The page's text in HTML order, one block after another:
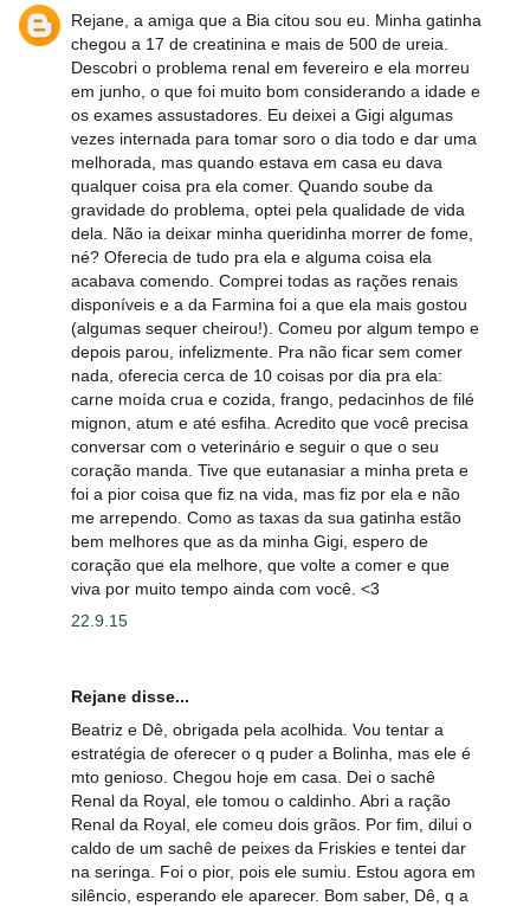
Rejane, a amiga que a Bia citou sou eu. Minha gatinha
chegou a 17 de creatinina e mais de 500 de ureia.
Descobri o problema renal em fevereiro e ela morreu
em junho, o que foi muito bom considerando a idade e
os exames assustadores. Eu deixei a Gigi algumas
vezes internada para tomar soro o dia todo e dar uma
melhorada, mas quando estava em casa eu dava
qualquer coisa pra ela comer. Quando soube da
gravidade do problema, optei pela qualidade de vida
dela. Não ia deixar minha queridinha morrer de fome,
né? Oferecia de tudo pra ela e alguma coisa ela
acabava comendo. Comprei todas as rações renais
disponíveis e a da Farmina foi a que ela mais gostou
(algumas sequer cheirou!). Comeu por algum tempo e
depois parou, infelizmente. Pra não ficar sem comer
nada, oferecia cerca de 10 coisas por dia pra ela:
carne moída crua e cozida, frango, pedacinhos de filé
mignon, atum e até esfiha. Acredito que você precisa
conversar com o veterinário e seguir o que o seu
coração manda. Tive que eutanasiar a minha preta e
foi a pior coisa que fiz na vida, mas fiz por ela e não
me arrependo. Como as taxas da sua gatinha estão
bem melhores que as da minha Gigi, espero de
coração que ela melhore, que volte a comer e que
viva por muito tempo ainda com você. <3
22.9.15
Rejane disse...
Beatriz e Dê, obrigada pela acolhida. Vou tentar a
estratégia de oferecer o q puder a Bolinha, mas ele é
mto genioso. Chegou hoje em casa. Dei o sachê
Renal da Royal, ele tomou o caldinho. Abri a ração
Renal da Royal, ele comeu dois grãos. Por fim, dilui o
caldo de um sachê de peixes da Friskies e tentei dar
na seringa. Foi o pior, pois ele sumiu. Estou agora em
silêncio, esperando ele aparecer. Bom saber, Dê, q a